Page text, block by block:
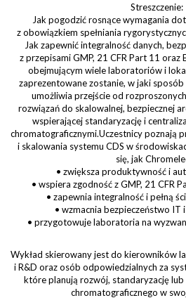
Streszczenie:
Jak pogodzić rosnące wymagania
z obowiązkiem spełniania
Jak zapewnić integralność danych,
z przepisami GMP, 21 CFR Part 11 oraz
obejmującym wiele laboratoriów i
zaprezentowane zostanie, w jaki
umożliwia przejście od
rozwiązań do skalowalnej, bezpiecznej
wspierającej standaryzację i
chromatograficznymi.Uczestnicy poznają
i skalowania systemu CDS w
się, jak
• zwiększa produktywność i
• wspiera zgodność z GMP, 21 CFR
• zapewnia integralność i pełną
• wzmacnia bezpieczeństwo
• przygotowuje laboratoria na
Wykład skierowany jest do kierowników
i R&D oraz osób odpowiedzialnych za
które planują rozwój, standaryzację
chromatograficznego w